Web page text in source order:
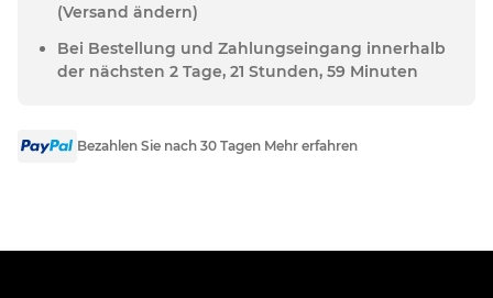
(Versand ändern)
Bei Bestellung und Zahlungseingang innerhalb
der nächsten 2 Tage, 21 Stunden, 59 Minuten
Bezahlen Sie nach 30 Tagen Mehr erfahren